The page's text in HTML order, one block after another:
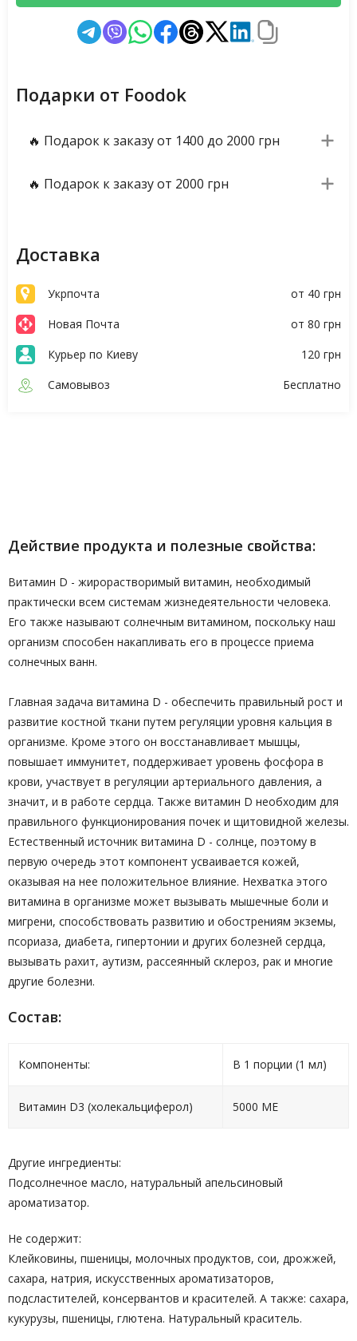
Подарки от Foodok
🔥 Подарок к заказу от 1400 до 2000 грн
🔥 Подарок к заказу от 2000 грн
Доставка
Укрпочта
от 40 грн
Новая Почта
от 80 грн
Курьер по Киеву
120 грн
Самовывоз
Бесплатно
Действие продукта и полезные свойства:
Витамин D - жирорастворимый витамин, необходимый
практически всем системам жизнедеятельности человека.
Его также называют солнечным витамином, поскольку наш
организм способен накапливать его в процессе приема
солнечных ванн.
Главная задача витамина D - обеспечить правильный рост и
развитие костной ткани путем регуляции уровня кальция в
организме. Кроме этого он восстанавливает мышцы,
повышает иммунитет, поддерживает уровень фосфора в
крови, участвует в регуляции артериального давления, а
значит, и в работе сердца. Также витамин D необходим для
правильного функционирования почек и щитовидной железы.
Естественный источник витамина D - солнце, поэтому в
первую очередь этот компонент усваивается кожей,
оказывая на нее положительное влияние. Нехватка этого
витамина в организме может вызывать мышечные боли и
мигрени, способствовать развитию и обострениям экземы,
псориаза, диабета, гипертонии и других болезней сердца,
вызывать рахит, аутизм, рассеянный склероз, рак и многие
другие болезни.
Cостав:
Компоненты: В 1 порции (1 мл)
Витамин D3 (холекальциферол) 5000 МЕ
Другие ингредиенты:
Подсолнечное масло, натуральный апельсиновый
ароматизатор.
Не содержит:
Клейковины, пшеницы, молочных продуктов, сои, дрожжей,
сахара, натрия, искусственных ароматизаторов,
подсластителей, консервантов и красителей. А также: сахара,
кукурузы, пшеницы, глютена. Натуральный краситель.